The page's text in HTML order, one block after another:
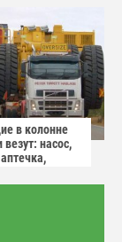
в колонне
везут: насос,